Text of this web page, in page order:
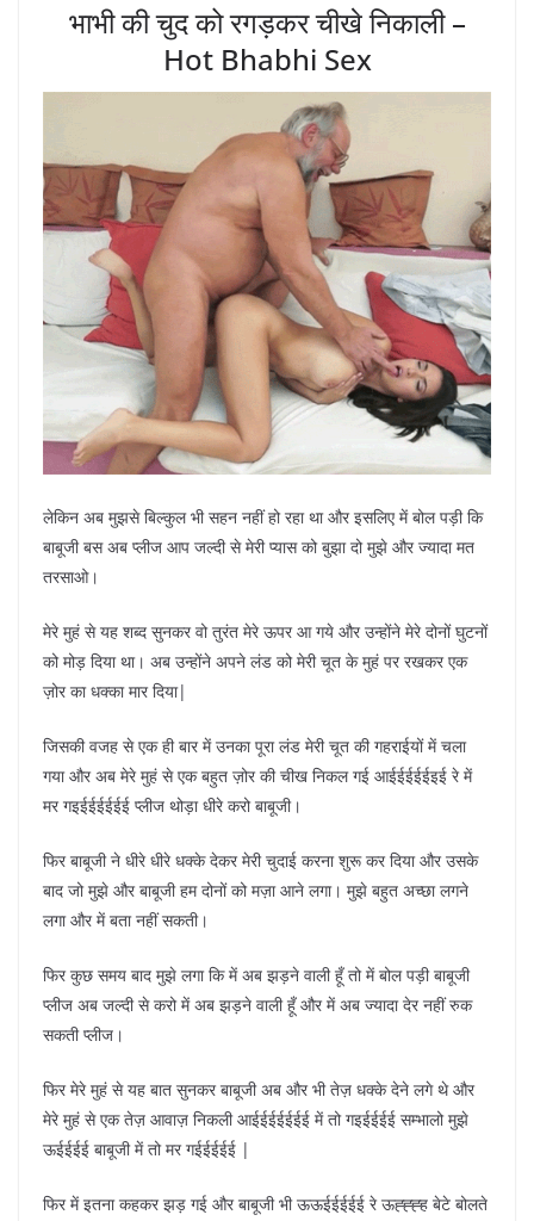
भाभी की चुद को रगड़कर चीखे निकाली –
Hot Bhabhi Sex
लेकिन अब मुझसे बिल्कुल भी सहन नहीं हो रहा था और इसलिए में बोल पड़ी कि
बाबूजी बस अब प्लीज आप जल्दी से मेरी प्यास को बुझा दो मुझे और ज्यादा मत
तरसाओ।
मेरे मुहं से यह शब्द सुनकर वो तुरंत मेरे ऊपर आ गये और उन्होंने मेरे दोनों घुटनों
को मोड़ दिया था। अब उन्होंने अपने लंड को मेरी चूत के मुहं पर रखकर एक
ज़ोर का धक्का मार दिया|
जिसकी वजह से एक ही बार में उनका पूरा लंड मेरी चूत की गहराईयों में चला
गया और अब मेरे मुहं से एक बहुत ज़ोर की चीख निकल गई आईईईईईइई रे में
मर गइईईईईईई प्लीज थोड़ा धीरे करो बाबूजी।
फिर बाबूजी ने धीरे धीरे धक्के देकर मेरी चुदाई करना शुरू कर दिया और उसके
बाद जो मुझे और बाबूजी हम दोनों को मज़ा आने लगा। मुझे बहुत अच्छा लगने
लगा और में बता नहीं सकती।
फिर कुछ समय बाद मुझे लगा कि में अब झड़ने वाली हूँ तो में बोल पड़ी बाबूजी
प्लीज अब जल्दी से करो में अब झड़ने वाली हूँ और में अब ज्यादा देर नहीं रुक
सकती प्लीज।
फिर मेरे मुहं से यह बात सुनकर बाबूजी अब और भी तेज़ धक्के देने लगे थे और
मेरे मुहं से एक तेज़ आवाज़ निकली आईईईईईईई में तो गइईईईई सम्भालो मुझे
ऊईईईई बाबूजी में तो मर गईईईईई |
फिर में इतना कहकर झड़ गई और बाबूजी भी ऊऊईईईईई रे ऊह्ह्ह्ह बेटे बोलते